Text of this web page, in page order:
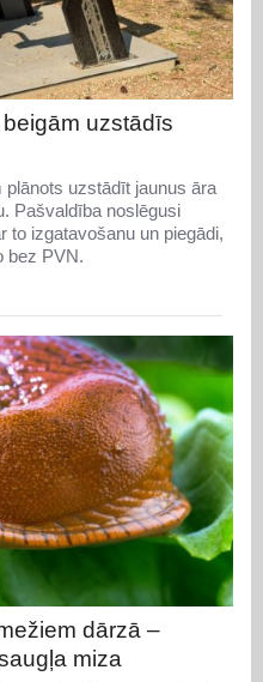
uzstādīs
uzstādīt jaunus āra
Pašvaldība noslēgusi
to izgatavošanu un piegādi,
bez PVN.
dārzā –
miza